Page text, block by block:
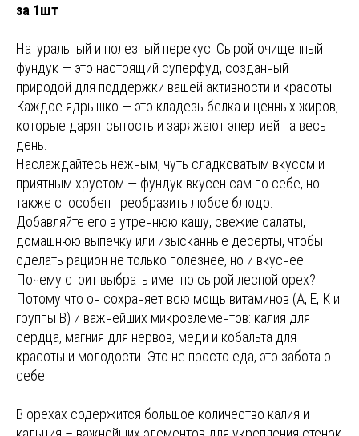
за 1шт
Натуральный и полезный перекус! Сырой очищенный
фундук — это настоящий суперфуд, созданный
природой для поддержки вашей активности и красоты.
Каждое ядрышко — это кладезь белка и ценных жиров,
которые дарят сытость и заряжают энергией на весь
день.
Наслаждайтесь нежным, чуть сладковатым вкусом и
приятным хрустом — фундук вкусен сам по себе, но
также способен преобразить любое блюдо.
Добавляйте его в утреннюю кашу, свежие салаты,
домашнюю выпечку или изысканные десерты, чтобы
сделать рацион не только полезнее, но и вкуснее.
Почему стоит выбрать именно сырой лесной орех?
Потому что он сохраняет всю мощь витаминов (А, Е, К и
группы В) и важнейших микроэлементов: калия для
сердца, магния для нервов, меди и кобальта для
красоты и молодости. Это не просто еда, это забота о
себе!
В орехах содержится большое количество калия и